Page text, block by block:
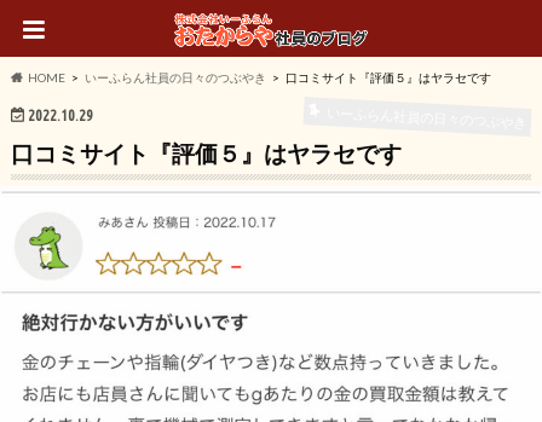
HOME いーふらん社員の日々のつぶやき 口コミサイト『評価５』はヤラセです
2022.10.29
口コミサイト『評価５』はヤラセです